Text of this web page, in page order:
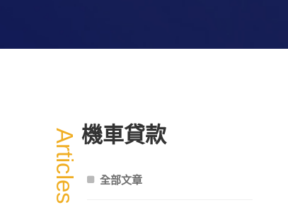
機車貸款
Articles 全部文章